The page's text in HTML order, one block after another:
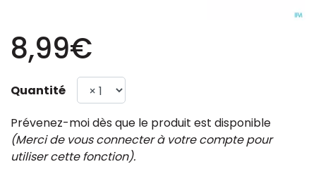
8,99€
Quantité
Prévenez-moi dès que le produit est disponible
(Merci de vous connecter à votre compte pour
utiliser cette fonction).